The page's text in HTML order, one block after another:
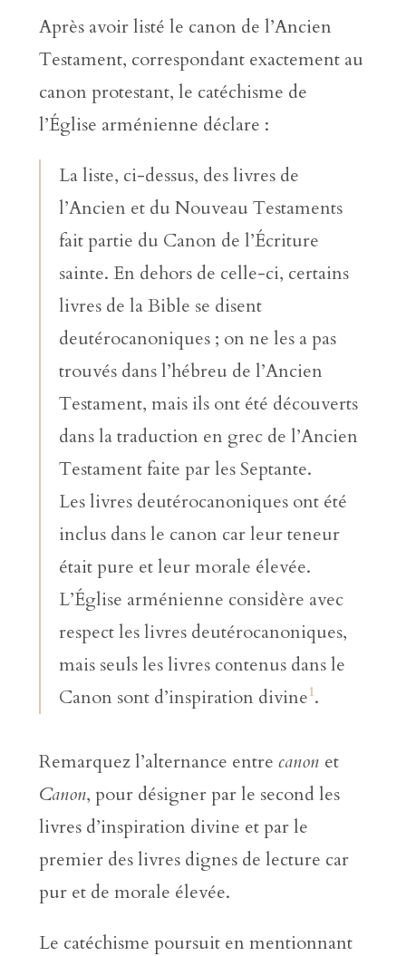
Après avoir listé le canon de l’Ancien
Testament, correspondant exactement au
canon protestant, le catéchisme de
l’Église arménienne déclare :
La liste, ci-dessus, des livres de
l’Ancien et du Nouveau Testaments
fait partie du Canon de l’Écriture
sainte. En dehors de celle-ci, certains
livres de la Bible se disent
deutérocanoniques ; on ne les a pas
trouvés dans l’hébreu de l’Ancien
Testament, mais ils ont été découverts
dans la traduction en grec de l’Ancien
Testament faite par les Septante.
Les livres deutérocanoniques ont été
inclus dans le canon car leur teneur
était pure et leur morale élevée.
L’Église arménienne considère avec
respect les livres deutérocanoniques,
mais seuls les livres contenus dans le
Canon sont d’inspiration divine1.
Remarquez l’alternance entre canon et
Canon, pour désigner par le second les
livres d’inspiration divine et par le
premier des livres dignes de lecture car
pur et de morale élevée.
Le catéchisme poursuit en mentionnant